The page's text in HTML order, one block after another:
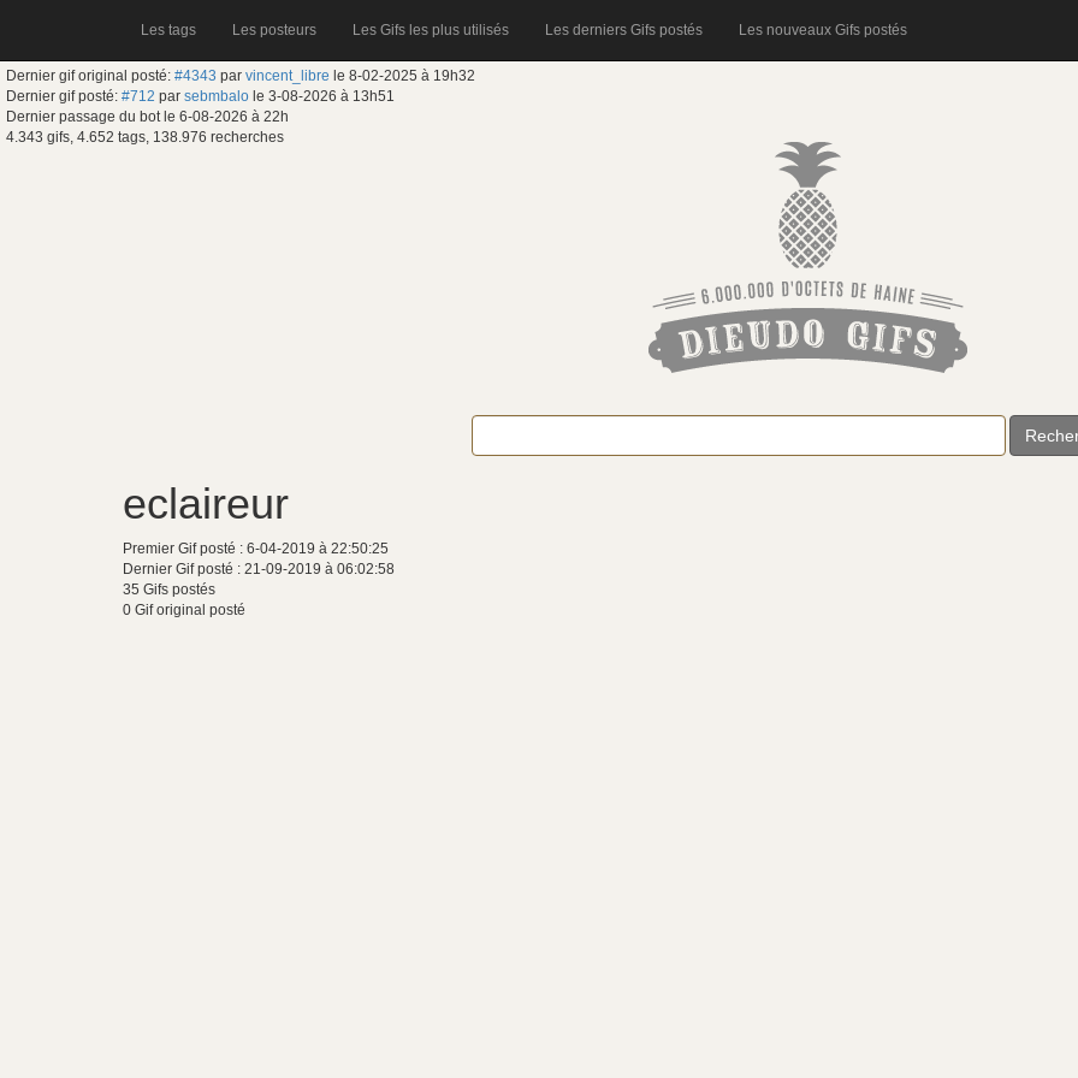
Les tags Les posteurs Les Gifs les plus utilisés Les derniers Gifs postés Les nouveaux Gifs postés
Dernier gif original posté: #4343 par vincent_libre le 8-02-2025 à 19h32
Dernier gif posté: #712 par sebmbalo le 3-08-2026 à 13h51
Dernier passage du bot le 6-08-2026 à 22h
4.343 gifs, 4.652 tags, 138.976 recherches
eclaireur
Premier Gif posté : 6-04-2019 à 22:50:25
Dernier Gif posté : 21-09-2019 à 06:02:58
35 Gifs postés
0 Gif original posté